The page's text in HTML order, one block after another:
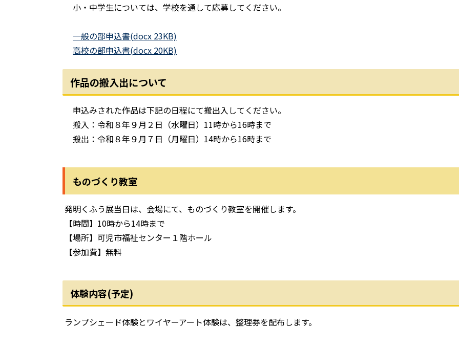
小・中学生については、学校を通して応募してください。
一般の部申込書(docx 23KB)
高校の部申込書(docx 20KB)
作品の搬入出について
申込みされた作品は下記の日程にて搬出入してください。
搬入：令和８年９月２日（水曜日）11時から16時まで
搬出：令和８年９月７日（月曜日）14時から16時まで
ものづくり教室
発明くふう展当日は、会場にて、ものづくり教室を開催します。
【時間】10時から14時まで
【場所】可児市福祉センター１階ホール
【参加費】無料
体験内容(予定)
ランプシェード体験とワイヤーアート体験は、整理券を配布します。